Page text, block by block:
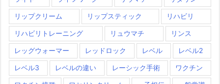
リップクリーム リップスティック リハビリ
リハビリトレーニング リュウマチ リンス
レッグウォーマー レッドロック レベル レベル2
レベル3 レベルの違い レーシック手術 ワクチン